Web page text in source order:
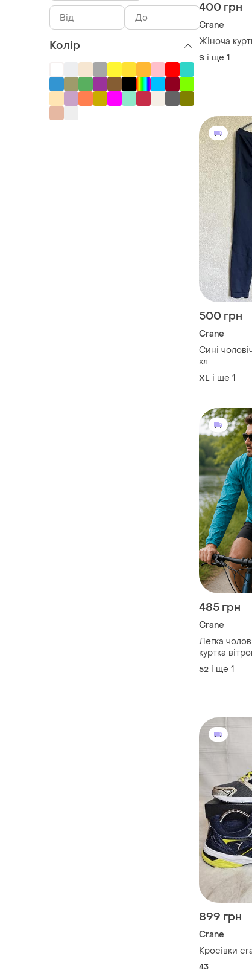
400 грн
Crane
Жіноча
S і ще 1
500 грн
Crane
Сині
хл
XL і ще 1
485 грн
Crane
Легка чоловіча функціональна
куртка
crane
52 і ще 1
899 грн
Crane
Кросівки
43
Колір